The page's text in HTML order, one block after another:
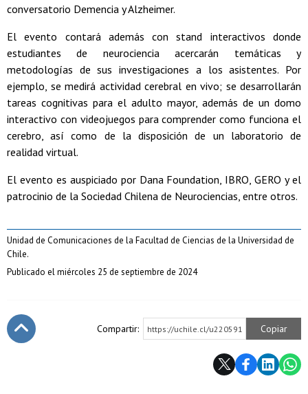
conversatorio Demencia y Alzheimer.
El evento contará además con stand interactivos donde
estudiantes de neurociencia acercarán temáticas y
metodologías de sus investigaciones a los asistentes. Por
ejemplo, se medirá actividad cerebral en vivo; se desarrollarán
tareas cognitivas para el adulto mayor, además de un domo
interactivo con videojuegos para comprender como funciona el
cerebro, así como de la disposición de un laboratorio de
realidad virtual.
El evento es auspiciado por Dana Foundation, IBRO, GERO y el
patrocinio de la Sociedad Chilena de Neurociencias, entre otros.
Unidad de Comunicaciones de la Facultad de Ciencias de la Universidad de
Chile.
Publicado el miércoles 25 de septiembre de 2024
Compartir: https://uchile.cl/u220591 Copiar